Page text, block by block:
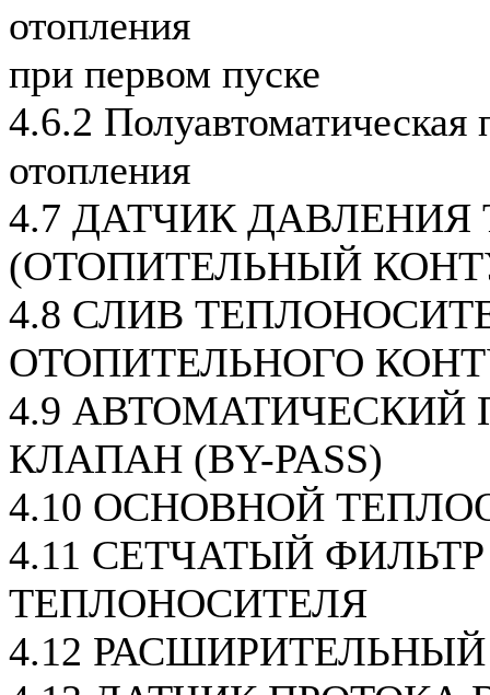
отопления
при первом пуске
4.6.2 Полуавтоматическая
отопления
4.7 ДАТЧИК
(ОТОПИТЕЛЬНЫЙ
4.8 СЛИВ
ОТОПИТЕЛЬНОГО
4.9 АВТОМАТИЧЕСКИЙ
КЛАПАН (BY-PASS)
4.10 ОСНОВНОЙ
4.11 СЕТЧАТЫЙ ФИЛЬТР
ТЕПЛОНОСИТЕЛЯ
4.12